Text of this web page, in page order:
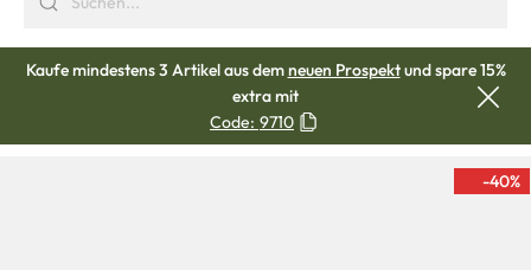
Kaufe mindestens 3 Artikel aus demneuen Prospektund spare 15%
extra mit
Code: 9710
-40%